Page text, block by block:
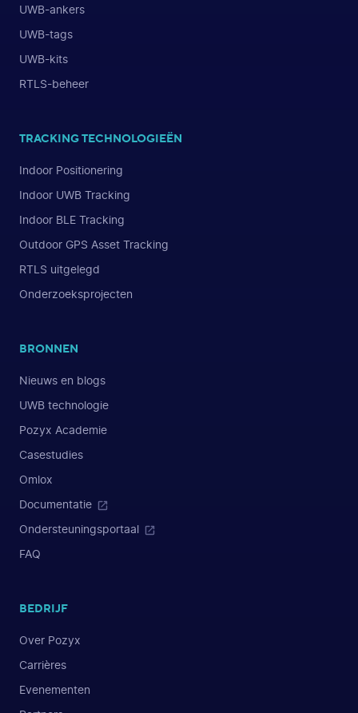
UWB-ankers
UWB-tags
UWB-kits
RTLS-beheer
TRACKING TECHNOLOGIEËN
Indoor Positionering
Indoor UWB Tracking
Indoor BLE Tracking
Outdoor GPS Asset Tracking
RTLS uitgelegd
Onderzoeksprojecten
BRONNEN
Nieuws en blogs
UWB technologie
Pozyx Academie
Casestudies
Omlox
Documentatie
Ondersteuningsportaal
FAQ
BEDRIJF
Over Pozyx
Carrières
Evenementen